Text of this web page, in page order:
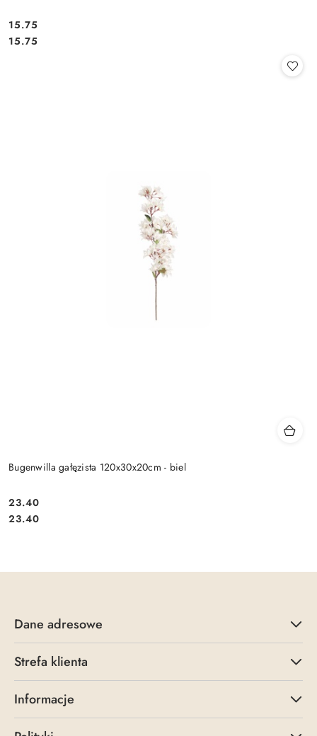
Cena:
15.75
Cena:
15.75
Bugenwilla gałęzista 120x30x20cm - biel
Cena:
23.40
Cena:
23.40
Dane adresowe
Strefa klienta
Informacje